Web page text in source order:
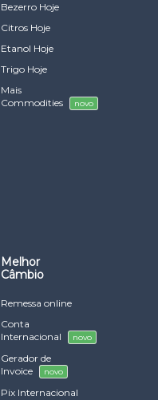
Bezerro Hoje
Citros Hoje
Etanol Hoje
Trigo Hoje
Mais
Commodities
novo
Melhor
Câmbio
Remessa online
Conta
Internacional
novo
Gerador de
Invoice
novo
Pix Internacional